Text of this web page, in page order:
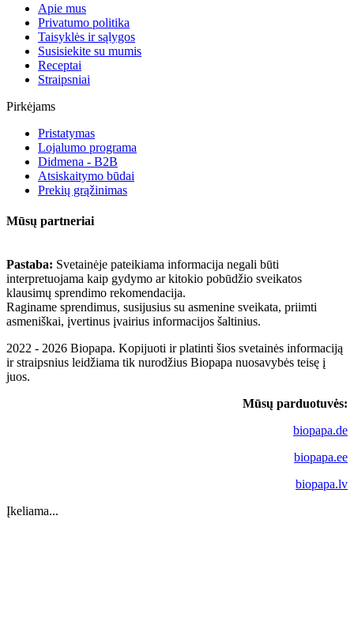
Apie mus
Privatumo politika
Taisyklės ir sąlygos
Susisiekite su mumis
Receptai
Straipsniai
Pirkėjams
Pristatymas
Lojalumo programa
Didmena - B2B
Atsiskaitymo būdai
Prekių grąžinimas
Mūsų partneriai
Pastaba: Svetainėje pateikiama informacija negali būti
interpretuojama kaip gydymo ar kitokio pobūdžio sveikatos
klausimų sprendimo rekomendacija.
Raginame sprendimus, susijusius su asmenine sveikata, priimti
asmeniškai, įvertinus įvairius informacijos šaltinius.
2022 - 2026 Biopapa. Kopijuoti ir platinti šios svetainės informaciją
ir straipsnius leidžiama tik nurodžius Biopapa nuosavybės teisę į
juos.
Mūsų parduotuvės:
biopapa.de
biopapa.ee
biopapa.lv
Įkeliama...